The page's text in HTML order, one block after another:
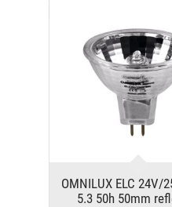
OMNILUX ELC 24V/
5.3 50h 50mm